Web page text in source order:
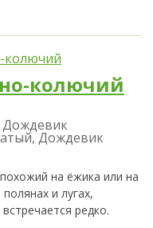
колючий
Дождевик
на ёжика или на
и лугах,
редко.